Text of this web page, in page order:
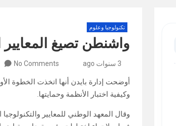
تكنولوجيا وعلوم
واشنطن تصيغ المعايير
3 سنوات ago No Comments
أوضحت إدارة بايدن أنها اتخذت الخطوة
وكيفية اختبار الأنظمة وحمايتها.
وقال المعهد الوطني للمعايير